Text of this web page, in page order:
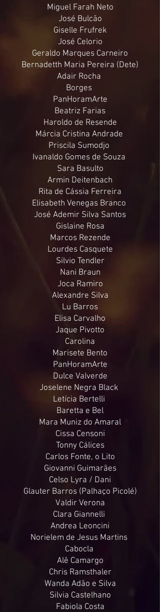
Miguel Farah Neto
José Bulcão
Giselle Frufrek
José Celorio
Geraldo Marques Carneiro
Bernadetth Maria Pereira (Dete)
Adair Rocha
Borges
PanHoramArte
Beatriz Farias
Haroldo de Resende
Márcia Cristina Andrade
Priscila Sumodjo
Ivanaldo Gomes de Souza
Sara Basulto
Armin Deitenbach
Rita de Cássia Ferreira
Elisabeth Venegas Branco
José Ademir Silva Santos
Gislaine Rosa
Marcos Rezende
Lourdes Casquete
Silvio Tendler
Nani Braun
Joca Ramiro
Alexandre Silva
Lu Barros
Elisa Carvalho
Jaque Pivotto
Carolina
Marisete Bento
PanHoramArte
Dulce Valverde
Joselene Negra Black
Letícia Bertelli
Baretta e Bel
Mara Muniz do Amaral
Cissa Censoni
Tonny Cálices
Carlos Fonte, o Lito
Giovanni Guimarães
Celso Lyra / Dani
Glauter Barros (Palhaço Picolé)
Valdir Verona
Clara Giannelli
Andrea Leoncini
Norielem de Jesus Martins
Cabocla
Alê Camargo
Chris Ramsthaler
Wanda Adão e Silva
Silvia Castelhano
Fabiola Costa